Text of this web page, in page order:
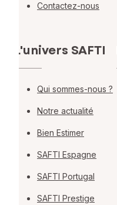
Contactez-nous
L'univers SAFTI
Qui sommes-nous ?
Notre actualité
Bien Estimer
SAFTI Espagne
SAFTI Portugal
SAFTI Prestige